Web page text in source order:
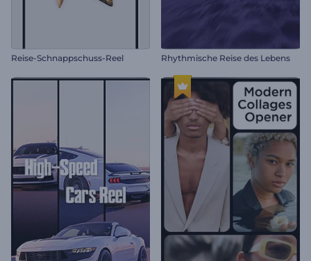
Reise-Schnappschuss-Reel Rhythmische Reise des Lebens